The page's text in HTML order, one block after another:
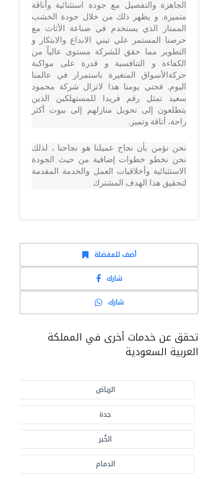
الجاهزة والتفصيل مع جودة استثنائية وأناقة
متميزة. و يظهر ذلك من خلال جودة الخشب
الممتاز الذي يستخدم في صناعة الأثاث مع
حرصنا المستمر علي تبني الابداع والابتكار و
التطوير مما حقق للشركة مستوى عالياً من
الكفاءة و التنافسية و قدرة على مواكبة
حركةالأسواق المتغيرة باستمرار في عالمنا
اليوم. فحتي يومنا هذا لاتزال شركة محمود
سعيد تمثل رقم فريدا للمستهلكين الذين
يتطلعون إلى تحويل منازلهم إلى بيوت أكثر
راحة، أناقة وتميز.
نحن نؤمن بأن نجاح عميلنا هو نجاحنا ، لذلك
نحن نخطو خطوات إضافية من حيث الجودة
الاستثنائية وأخلاقيات العمل والخدمة المقدمة
لتحقيق هذا الهدف المشترك
أضف للمفضلة
شارك
شارك
تحقق عن خدمات أخرى في المملكة
العربية السعودية
الرياض
جدة
الخُبر
الدمام